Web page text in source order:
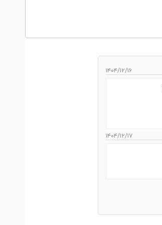
۱۴۰۴/۱۲/۱۶
۱۴۰۴/۱۲/۱۷